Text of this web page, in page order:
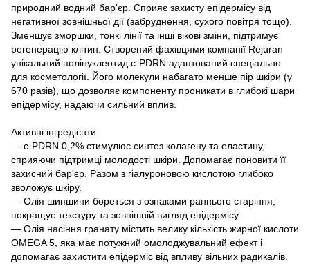
природний водний бар'єр. Сприяє захисту епідермісу від
негативної зовнішньої дії (забруднення, сухого повітря тощо).
Зменшує зморшки, тонкі лінії та інші вікові зміни, підтримує
регенерацію клітин. Створений фахівцями компанії Rejuran
унікальний полінуклеотид c-PDRN адаптований спеціально
для косметології. Його молекули набагато менше пір шкіри (у
670 разів), що дозволяє компоненту проникати в глибокі шари
епідермісу, надаючи сильний вплив.
Активні інгредієнти
— c-PDRN 0,2% стимулює синтез колагену та еластину,
сприяючи підтримці молодості шкіри. Допомагає поновити її
захисний бар'єр. Разом з гіалуроновою кислотою глибоко
зволожує шкіру.
— Олія шипшини бореться з ознаками раннього старіння,
покращує текстуру та зовнішній вигляд епідермісу.
— Олія насіння гранату містить велику кількість жирної кислоти
OMEGA 5, яка має потужний омолоджувальний ефект і
допомагає захистити епідерміс від впливу вільних радикалів.